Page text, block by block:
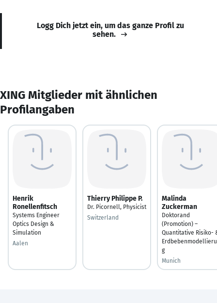
Logg Dich jetzt ein, um das ganze Profil zu
sehen.
XING Mitglieder mit ähnlichen
Profilangaben
Henrik
Ronellenfitsch
Systems Engineer
Optics Design &
Simulation
Aalen
Thierry Philippe P.
Dr. Picornell, Physicist
Switzerland
Malinda
Zuckerman
Doktorand
(Promotion) –
Quantitative Risiko-
g
Munich